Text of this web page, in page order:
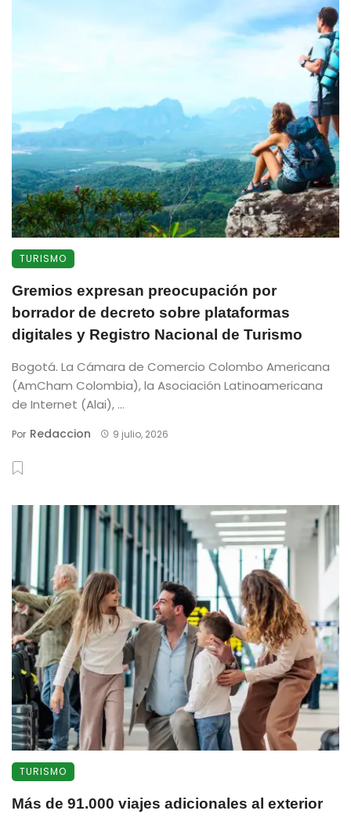
TURISMO
Gremios expresan preocupación por
borrador de decreto sobre plataformas
digitales y Registro Nacional de Turismo
Bogotá. La Cámara de Comercio Colombo Americana
(AmCham Colombia), la Asociación Latinoamericana
de Internet (Alai), ...
Por Redaccion 9 julio, 2026
TURISMO
Más de 91.000 viajes adicionales al exterior